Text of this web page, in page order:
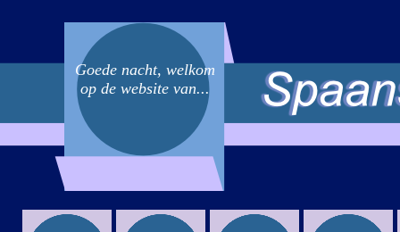
Goede nacht, welkom
op de website van...